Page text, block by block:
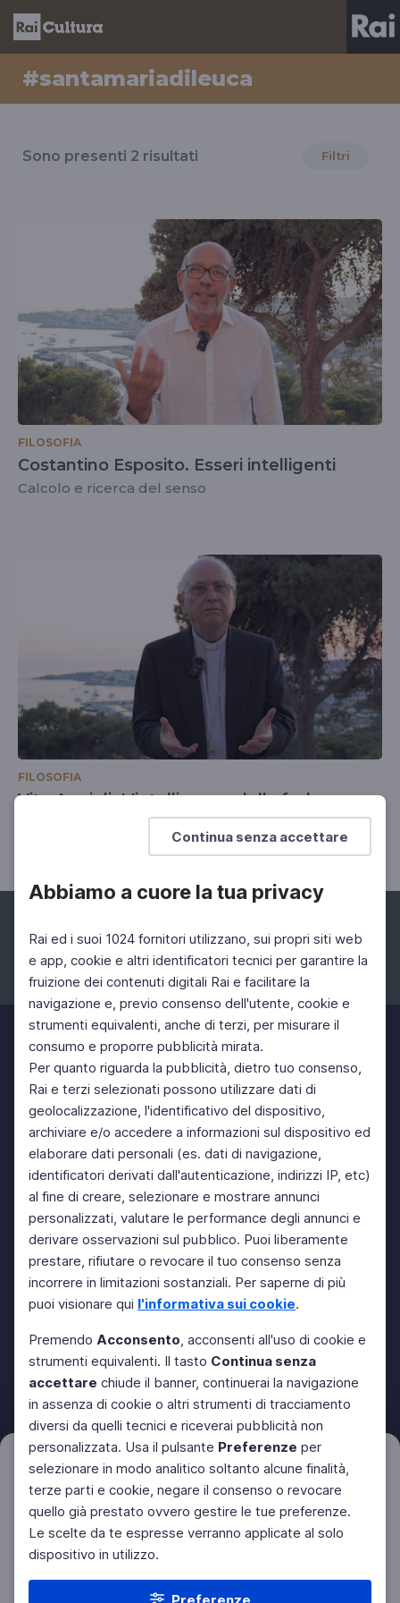
Continua senza accettare
Abbiamo a cuore la tua privacy
Rai ed i suoi 1024 fornitori utilizzano, sui propri siti web
e app, cookie e altri identificatori tecnici per garantire la
fruizione dei contenuti digitali Rai e facilitare la
navigazione e, previo consenso dell'utente, cookie e
strumenti equivalenti, anche di terzi, per misurare il
consumo e proporre pubblicità mirata.
Per quanto riguarda la pubblicità, dietro tuo consenso,
Rai e terzi selezionati possono utilizzare dati di
geolocalizzazione, l'identificativo del dispositivo,
archiviare e/o accedere a informazioni sul dispositivo ed
elaborare dati personali (es. dati di navigazione,
identificatori derivati dall'autenticazione, indirizzi IP, etc)
al fine di creare, selezionare e mostrare annunci
personalizzati, valutare le performance degli annunci e
derivare osservazioni sul pubblico. Puoi liberamente
prestare, rifiutare o revocare il tuo consenso senza
incorrere in limitazioni sostanziali. Per saperne di più
puoi visionare qui l'informativa sui cookie.
Premendo Acconsento, acconsenti all'uso di cookie e
strumenti equivalenti. Il tasto Continua senza
accettare chiude il banner, continuerai la navigazione
in assenza di cookie o altri strumenti di tracciamento
diversi da quelli tecnici e riceverai pubblicità non
personalizzata. Usa il pulsante Preferenze per
selezionare in modo analitico soltanto alcune finalità,
terze parti e cookie, negare il consenso o revocare
quello già prestato ovvero gestire le tue preferenze.
Le scelte da te espresse verranno applicate al solo
dispositivo in utilizzo.
Preferenze
#santamariadileuca
il
#santamariadileuca
Sono presenti 2 risultati Filtri
FILOSOFIA
Costantino Esposito. Esseri intelligenti
Calcolo e ricerca del senso
FILOSOFIA
Vito Angiuli. L'intelligenza della fede
La ragione come occhio dell'anima
Filtri Azzera
Facebook Instagram Twitter